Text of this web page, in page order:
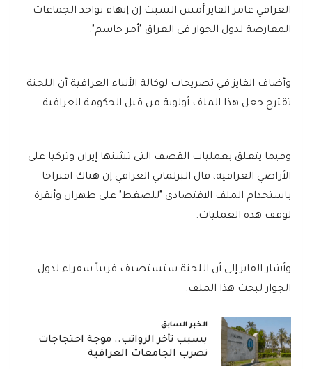
العراقي عامر الفايز أمس السبت إن إنهاء تواجد الجماعات
المعارضة لدول الجوار في العراق "أمر حاسم".
وأضاف الفايز في تصريحات لوكالة الأنباء العراقية أن اللجنة
تقترح جعل هذا الملف أولوية من قبل الحكومة العراقية.
وفيما يتعلق بعمليات القصف التي تشنها إيران وتركيا على
الأراضي العراقية، قال البرلماني العراقي إن هناك اقتراحا
باستخدام الملف الاقتصادي "للضغط" على طهران وأنقرة
لوقف هذه العمليات.
وأشار الفايز إلى أن اللجنة ستستضيف قريباً سفراء لدول
الجوار لبحث هذا الملف.
الخبر السابق
بسبب تأخر الرواتب.. موجة احتجاجات
تضرب الجامعات العراقية